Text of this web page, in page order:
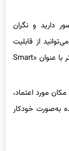
و نگران
از قابلیت
«قفل هوشمند» بهره‌مند شوید؛ قابلیتی که پیش‌تر با عنوان «Smart
مورد اعتماد،
به‌صورت خودکار
حریم خصوصی